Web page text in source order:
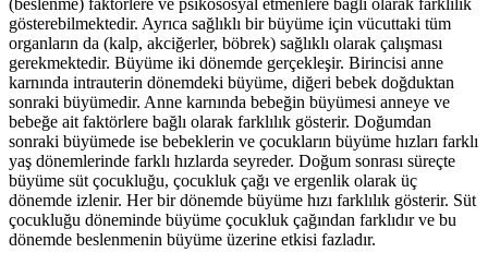
gösterebilmektedir. Ayrıca sağlıklı bir büyüme için vücuttaki tüm
organların da (kalp, akciğerler, böbrek) sağlıklı olarak çalışması
gerekmektedir. Büyüme iki dönemde gerçekleşir. Birincisi anne
karnında intrauterin dönemdeki büyüme, diğeri bebek doğduktan
sonraki büyümedir. Anne karnında bebeğin büyümesi anneye ve
bebeğe ait faktörlere bağlı olarak farklılık gösterir. Doğumdan
sonraki büyümede ise bebeklerin ve çocukların büyüme hızları farklı
yaş dönemlerinde farklı hızlarda seyreder. Doğum sonrası süreçte
büyüme süt çocukluğu, çocukluk çağı ve ergenlik olarak üç
dönemde izlenir. Her bir dönemde büyüme hızı farklılık gösterir. Süt
çocukluğu döneminde büyüme çocukluk çağından farklıdır ve bu
dönemde beslenmenin büyüme üzerine etkisi fazladır.